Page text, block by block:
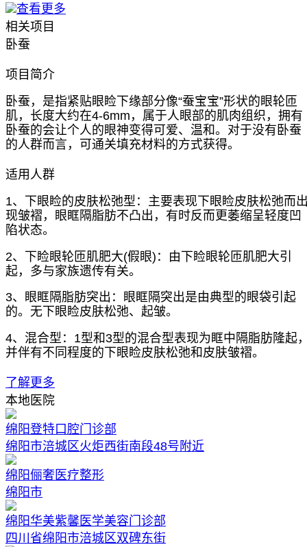
查看更多
相关项目
卧蚕
项目简介
卧蚕，是指紧贴眼睑下缘部分像“蚕宝宝”形状的眼轮匝
肌，长度大约在4-6mm，属于人眼部的肌肉组织，拥有
卧蚕的会让个人的眼神变得可爱、温和。对于没有卧蚕
的人群而言，可通关填充材料的方式获得。
适用人群
1、下眼睑的皮肤松弛型：主要表现下眼睑皮肤松弛而
现皱褶，眼眶隔脂肪不凸出，有时反而更萎缩呈轻度凹
陷状态。
2、下睑眼轮匝肌肥大(假眼)：由下睑眼轮匝肌肥大引
起，多与家族遗传有关。
3、眼眶隔脂肪突出：眼眶隔突出是由典型的眼袋引起
的。无下眼睑皮肤松弛、起皱。
4、混合型：1型和3型的混合型表现为眶中隔脂肪隆起
并伴有不同程度的下眼睑皮肤松弛和皮肤皱褶。
了解更多
本地医院
绵阳登特口腔门诊部
绵阳市涪城区火炬西街南段48号附近
绵阳俪奢医疗整形
绵阳市
绵阳华美紫馨医学美容门诊部
四川省绵阳市涪城区双碑东街